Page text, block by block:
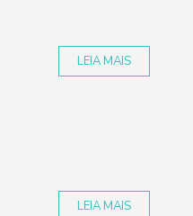
LEIA MAIS
LEIA MAIS